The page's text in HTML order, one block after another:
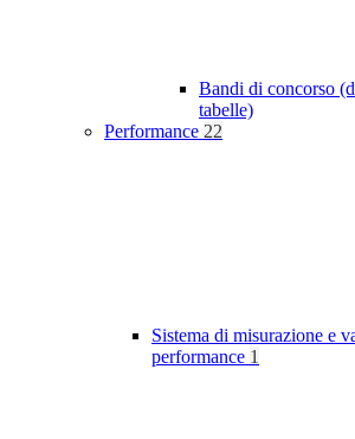
Bandi di concorso
tabelle)
Performance 22
Sistema di misurazione e
performance 1